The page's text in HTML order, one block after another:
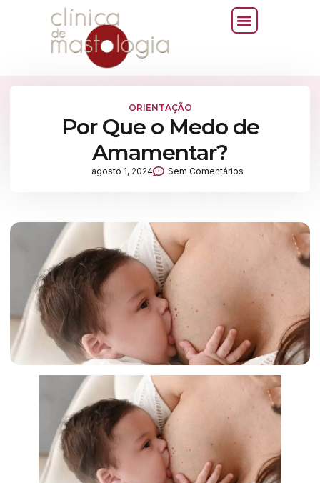
ORIENTAÇÃO
Por Que o Medo de
Amamentar?
agosto 1, 2024 Sem Comentários